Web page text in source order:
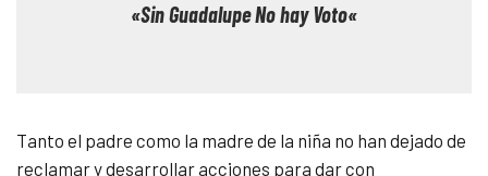
«Sin Guadalupe No hay Voto«
Tanto el padre como la madre de la niña no han dejado de
reclamar y desarrollar acciones para dar con